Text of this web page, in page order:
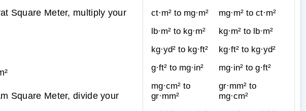
ct·m² to mg·m²
mg·m² to ct·m²
lb·m² to kg·m²
kg·m² to lb·m²
kg·yd² to kg·ft²
kg·ft² to kg·yd²
g·ft² to mg·in²
mg·in² to g·ft²
mg·cm² to
gr·mm²
gr·mm² to
mg·cm²
Square Meter, multiply your
Square Meter, divide your